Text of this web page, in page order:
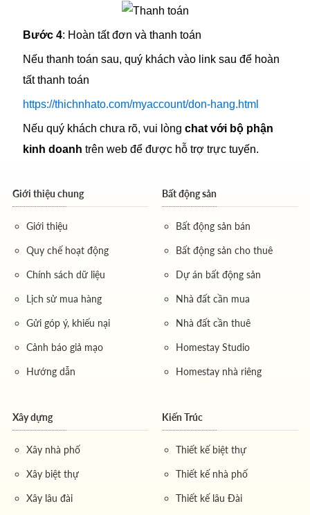
Bước 4: Hoàn tất đơn và thanh toán
Nếu thanh toán sau, quý khách vào link sau để hoàn
tất thanh toán
https://thichnhato.com/myaccount/don-hang.html
Nếu quý khách chưa rõ, vui lòng chat với bộ phận
kinh doanh trên web để được hỗ trợ trực tuyến.
Giới thiệu chung
Giới thiệu
Quy chế hoạt động
Chính sách dữ liệu
Lịch sử mua hàng
Gửi góp ý, khiếu nại
Cảnh báo giả mạo
Hướng dẫn
Bất động sản
Bất động sản bán
Bất động sản cho thuê
Dự án bất động sản
Nhà đất cần mua
Nhà đất cần thuê
Homestay Studio
Homestay nhà riêng
Xây dựng
Xây nhà phố
Xây biệt thự
Xây lâu đài
Kiến Trúc
Thiết kế biệt thự
Thiết kế nhà phố
Thiết kế lâu Đài